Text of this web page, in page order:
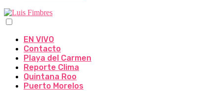
EN VIVO
Contacto
Playa del Carmen
Reporte Clima
Quintana Roo
Puerto Morelos